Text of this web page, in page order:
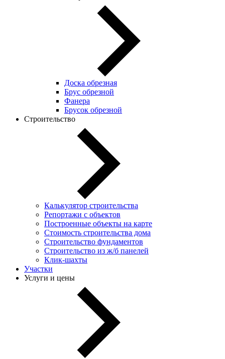
Доска обрезная
Брус обрезной
Фанера
Брусок обрезной
Строительство
Калькулятор строительства
Репортажи с объектов
Построенные объекты на карте
Стоимость строительства дома
Строительство фундаментов
Строительство из ж/б панелей
Клик-шахты
Участки
Услуги и цены